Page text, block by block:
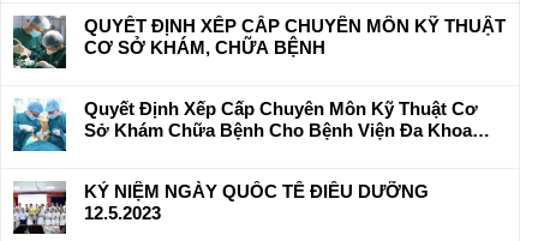
QUYẾT ĐỊNH XẾP CẤP CHUYÊN MÔN KỸ THUẬT
CƠ SỞ KHÁM, CHỮA BỆNH
Quyết Định Xếp Cấp Chuyên Môn Kỹ Thuật Cơ
Sở Khám Chữa Bệnh Cho Bệnh Viện Đa Khoa
KỶ NIỆM NGÀY QUỐC TẾ ĐIỀU DƯỠNG
12.5.2023